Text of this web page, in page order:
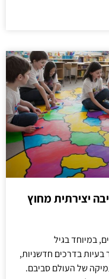
יצירתית מחוץ
במיוחד בגיל
בדרכים חדשניות,
של העולם סביבם.